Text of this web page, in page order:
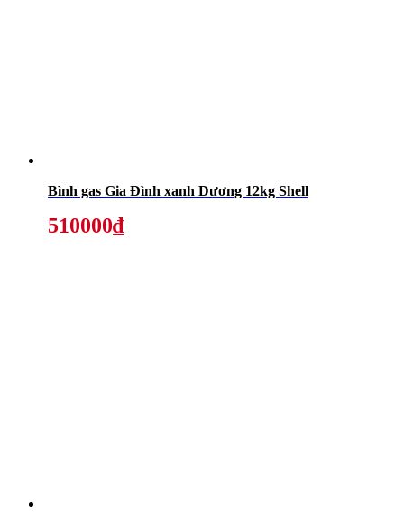
Bình gas Gia Đình xanh Dương 12kg Shell
510000₫